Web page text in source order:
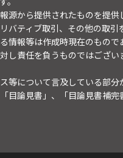
源から提供されたものを提
バティブ取引、その他の取
情報等は作成時現在のもの
し責任を負うものではござ
等について言及している部
目論見書」、「目論見書補